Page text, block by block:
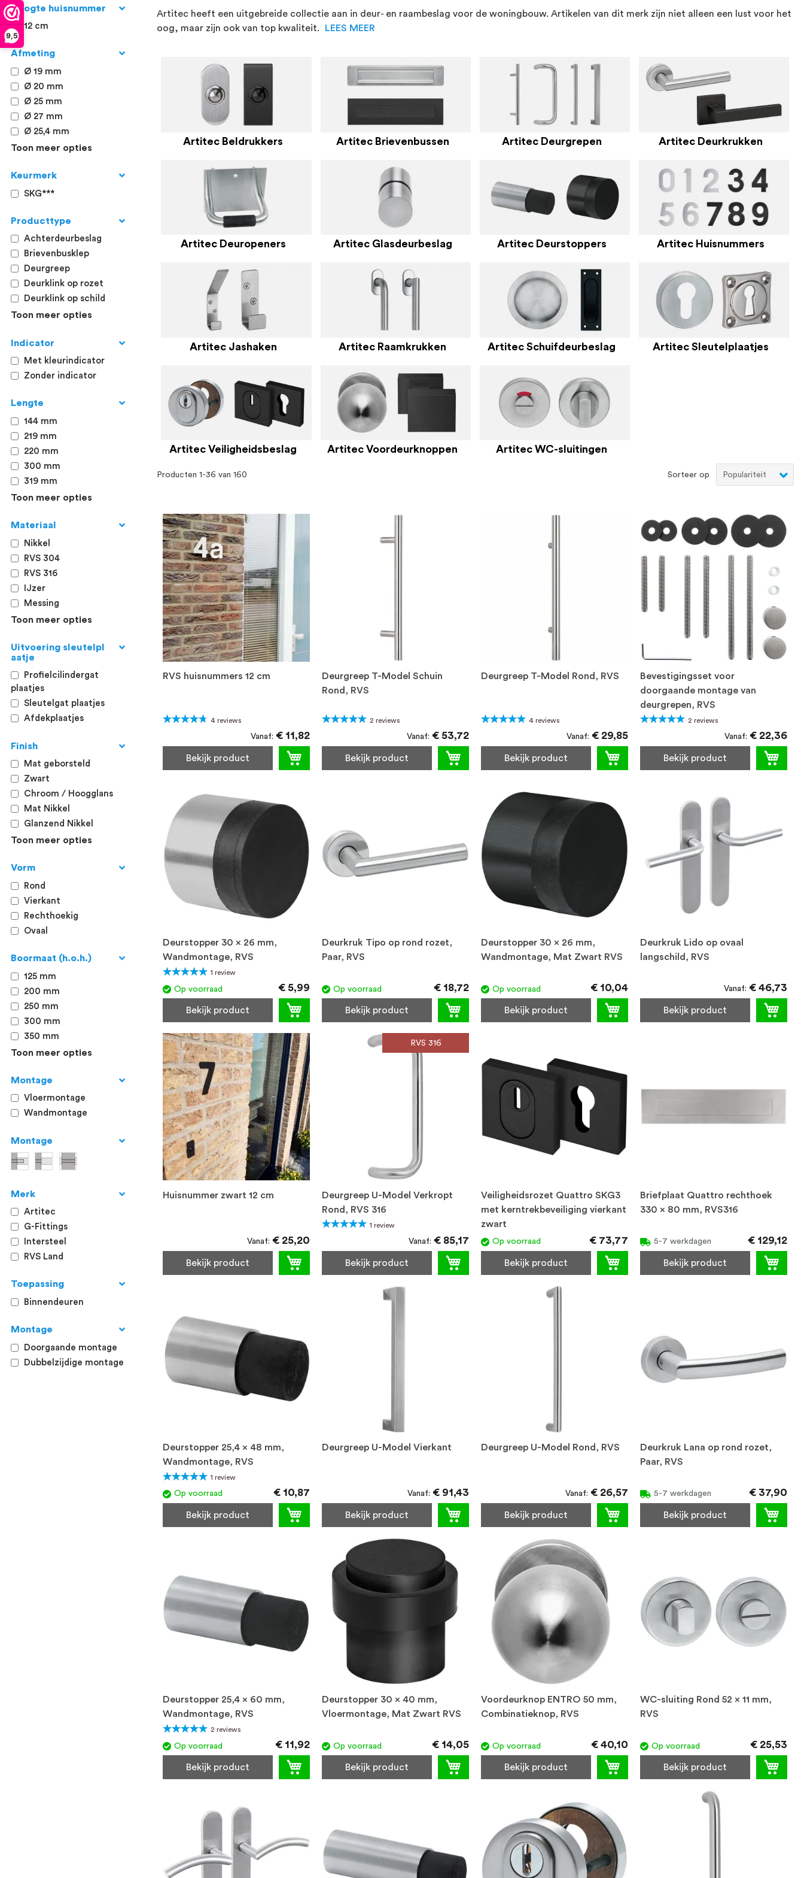
9,5
Artitec heeft een uitgebreide collectie aan in deur- en raambeslag voor de woningbouw. Artikelen van dit merk zijn niet alleen een lust voor het
oog, maar zijn ook van top kwaliteit.
LEES MEER
Artitec Beldrukkers Artitec Brievenbussen Artitec Deurgrepen Artitec Deurkrukken
Artitec Deuropeners Artitec Glasdeurbeslag Artitec Deurstoppers Artitec Huisnummers
Artitec Jashaken Artitec Raamkrukken Artitec Schuifdeurbeslag Artitec Sleutelplaatjes
Artitec Veiligheidsbeslag Artitec Voordeurknoppen Artitec WC-sluitingen
Producten 1 -36 van 160 Sorteer op
RVS huisnummers 12 cm
Waardering: 4 reviews
Vanaf € 11,82
Bekijk product
Deurgreep T-Model Schuin
Rond, RVS
Waardering: 2 reviews
Vanaf € 53,72
Bekijk product
Deurgreep T-Model Rond, RVS
Waardering: 4reviews
Vanaf € 29,85
Bekijk product
Bevestigingsset voor
doorgaande montage van
deurgrepen, RVS
Waardering: 2reviews
Vanaf € 22,36
Bekijk product
Deurstopper 30 x 26 mm,
Wandmontage, RVS
Waardering:
100%
1 review
Op voorraad € 5,99
Bekijk product
Deurkruk Tipo op rond rozet,
Paar, RVS
Op voorraad € 18,72
Bekijk product
Deurstopper 30 x 26 mm,
Wandmontage, Mat Zwart RVS
Op voorraad € 10,04
Bekijk product
Deurkruk Lido op ovaal
langschild, RVS
Vanaf € 46,73
Bekijk product
Huisnummer zwart 12 cm
Vanaf € 25,20
Bekijk product
RVS 316
Deurgreep U-Model Verkropt
Rond, RVS 316
Waardering: 1 review
Vanaf € 85,17
Bekijk product
Veiligheidsrozet Quattro SKG3
met kerntrekbeveiliging vierkant
zwart
Op voorraad € 73,77
Bekijk product
Briefplaat Quattro rechthoek
330 x 80 mm, RVS316
5-7 werkdagen € 129,12
Bekijk product
Deurstopper 25,4 x 48 mm,
Wandmontage, RVS
Waardering:
100%
1 review
Op voorraad € 10,87
Bekijk product
Deurgreep U-Model Vierkant
Vanaf € 91,43
Bekijk product
Deurgreep U-Model Rond, RVS
Vanaf € 26,57
Bekijk product
Deurkruk Lana op rond rozet,
Paar, RVS
5-7 werkdagen € 37,90
Bekijk product
Deurstopper 25,4 x 60 mm,
Wandmontage, RVS
Waardering:
100%
2 reviews
Op voorraad € 11,92
Bekijk product
Deurstopper 30 x 40 mm,
Vloermontage, Mat Zwart RVS
Op voorraad € 14,05
Bekijk product
Voordeurknop ENTRO 50 mm,
Combinatieknop, RVS
Op voorraad € 40,10
Bekijk product
WC-sluiting Rond 52 x 11 mm,
RVS
Op voorraad € 25,53
Bekijk product
Hoogte huisnummer
12 cm
Afmeting
Ø 19 mm
Ø 20 mm
Ø 25 mm
Ø 27 mm
Ø 25,4 mm
Toon meer opties
Keurmerk
SKG***
Producttype
Achterdeurbeslag
Brievenbusklep
Deurgreep
Deurklink op rozet
Deurklink op schild
Toon meer opties
Indicator
Met kleurindicator
Zonder indicator
Lengte
144 mm
219 mm
220 mm
300 mm
319 mm
Toon meer opties
Materiaal
Nikkel
RVS 304
RVS 316
IJzer
Messing
Toon meer opties
Uitvoering sleutelpl
aatje
Profielcilindergat
plaatjes
Sleutelgat plaatjes
Afdekplaatjes
Finish
Mat geborsteld
Zwart
Chroom / Hoogglans
Mat Nikkel
Glanzend Nikkel
Toon meer opties
Vorm
Rond
Vierkant
Rechthoekig
Ovaal
Boormaat (h.o.h.)
125 mm
200 mm
250 mm
300 mm
350 mm
Toon meer opties
Montage
Vloermontage
Wandmontage
Montage
Merk
Artitec
G-Fittings
Intersteel
RVS Land
Toepassing
Binnendeuren
Montage
Doorgaande montage
Dubbelzijdige montage